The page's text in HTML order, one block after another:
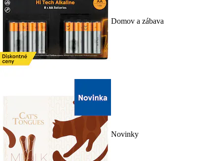
Domov a zábava
Novinky